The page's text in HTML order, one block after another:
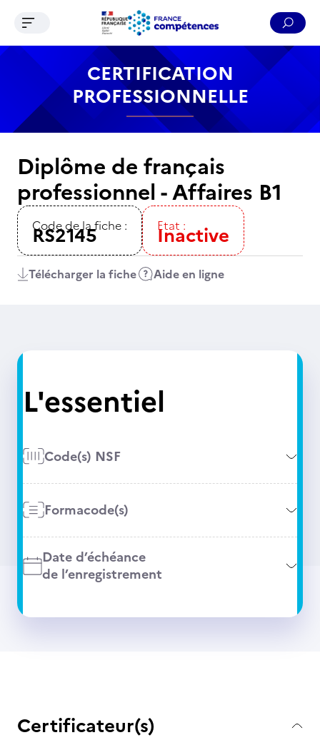
Contenu Recherche Menu Pied de page
Ouvrir le menu de navigation
CERTIFICATION
PROFESSIONNELLE
Diplôme de français
professionnel - Affaires B1
Code de la fiche :
RS2145 Etat :
Inactive
Télécharger la fiche Aide en ligne
L'essentiel
Code(s) NSF
Formacode(s)
Date d’échéance
de l’enregistrement
Certificateur(s)